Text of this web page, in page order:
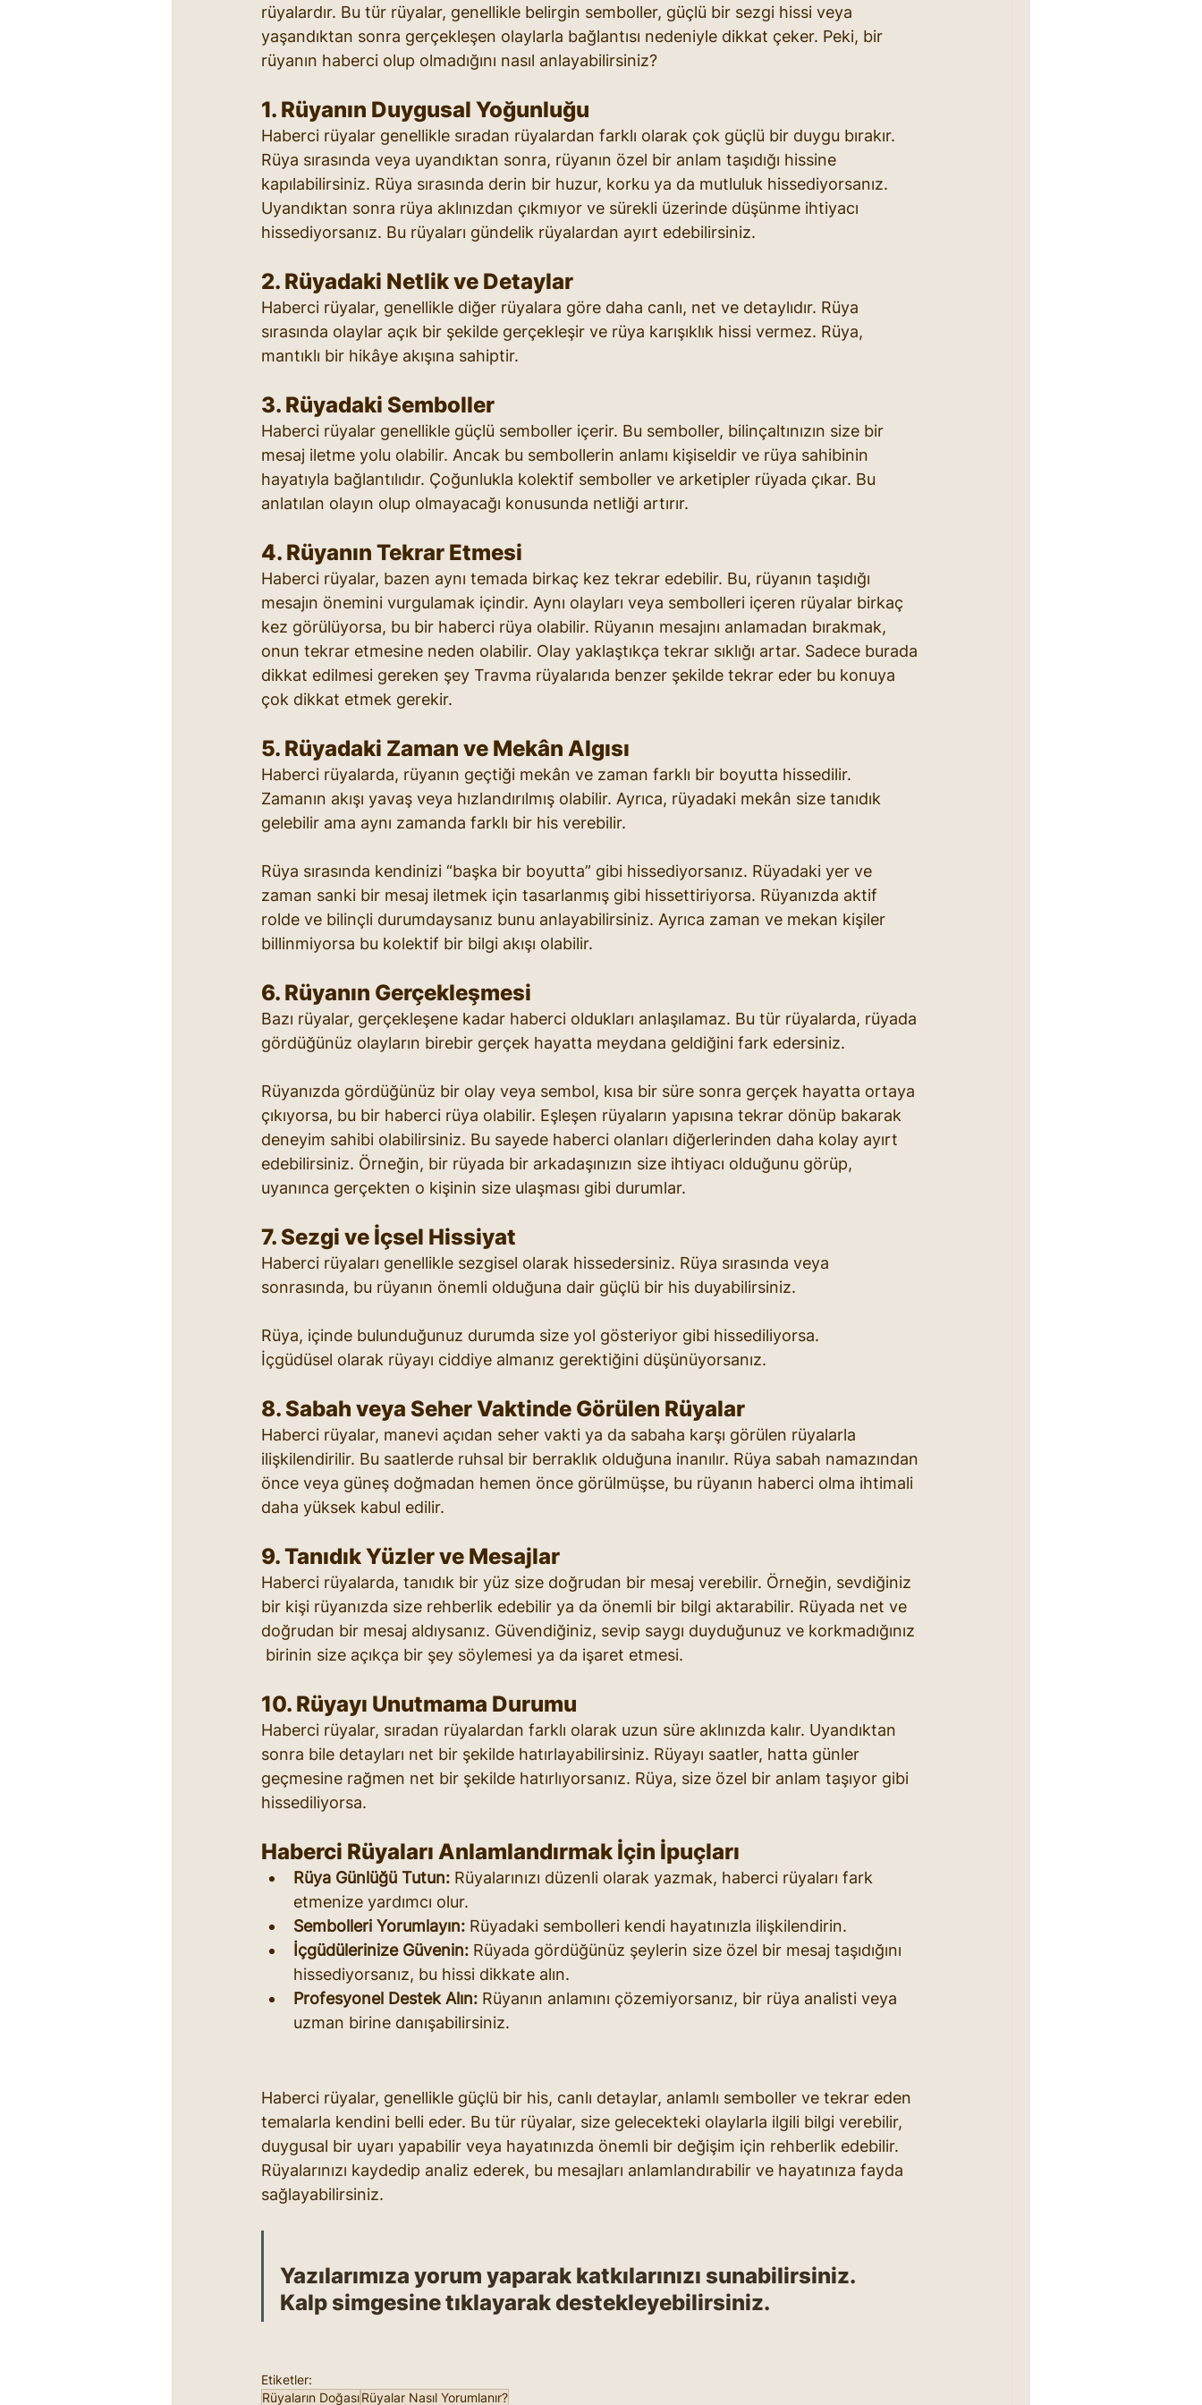
rüyalardır. Bu tür rüyalar, genellikle belirgin semboller, güçlü bir sezgi hissi veya
yaşandıktan sonra gerçekleşen olaylarla bağlantısı nedeniyle dikkat çeker. Peki, bir
rüyanın haberci olup olmadığını nasıl anlayabilirsiniz?
1. Rüyanın Duygusal Yoğunluğu
Haberci rüyalar genellikle sıradan rüyalardan farklı olarak çok güçlü bir duygu bırakır.
Rüya sırasında veya uyandıktan sonra, rüyanın özel bir anlam taşıdığı hissine
kapılabilirsiniz. Rüya sırasında derin bir huzur, korku ya da mutluluk hissediyorsanız.
Uyandıktan sonra rüya aklınızdan çıkmıyor ve sürekli üzerinde düşünme ihtiyacı
hissediyorsanız. Bu rüyaları gündelik rüyalardan ayırt edebilirsiniz.
2. Rüyadaki Netlik ve Detaylar
Haberci rüyalar, genellikle diğer rüyalara göre daha canlı, net ve detaylıdır. Rüya
sırasında olaylar açık bir şekilde gerçekleşir ve rüya karışıklık hissi vermez. Rüya,
mantıklı bir hikâye akışına sahiptir.
3. Rüyadaki Semboller
Haberci rüyalar genellikle güçlü semboller içerir. Bu semboller, bilinçaltınızın size bir
mesaj iletme yolu olabilir. Ancak bu sembollerin anlamı kişiseldir ve rüya sahibinin
hayatıyla bağlantılıdır. Çoğunlukla kolektif semboller ve arketipler rüyada çıkar. Bu
anlatılan olayın olup olmayacağı konusunda netliği artırır.
4. Rüyanın Tekrar Etmesi
Haberci rüyalar, bazen aynı temada birkaç kez tekrar edebilir. Bu, rüyanın taşıdığı
mesajın önemini vurgulamak içindir. Aynı olayları veya sembolleri içeren rüyalar birkaç
kez görülüyorsa, bu bir haberci rüya olabilir. Rüyanın mesajını anlamadan bırakmak,
onun tekrar etmesine neden olabilir. Olay yaklaştıkça tekrar sıklığı artar. Sadece burada
dikkat edilmesi gereken şey Travma rüyalarıda benzer şekilde tekrar eder bu konuya
çok dikkat etmek gerekir.
5. Rüyadaki Zaman ve Mekân Algısı
Haberci rüyalarda, rüyanın geçtiği mekân ve zaman farklı bir boyutta hissedilir.
Zamanın akışı yavaş veya hızlandırılmış olabilir. Ayrıca, rüyadaki mekân size tanıdık
gelebilir ama aynı zamanda farklı bir his verebilir.
Rüya sırasında kendinizi “başka bir boyutta” gibi hissediyorsanız. Rüyadaki yer ve
zaman sanki bir mesaj iletmek için tasarlanmış gibi hissettiriyorsa. Rüyanızda aktif
rolde ve bilinçli durumdaysanız bunu anlayabilirsiniz. Ayrıca zaman ve mekan kişiler
billinmiyorsa bu kolektif bir bilgi akışı olabilir.
6. Rüyanın Gerçekleşmesi
Bazı rüyalar, gerçekleşene kadar haberci oldukları anlaşılamaz. Bu tür rüyalarda, rüyada
gördüğünüz olayların birebir gerçek hayatta meydana geldiğini fark edersiniz.
Rüyanızda gördüğünüz bir olay veya sembol, kısa bir süre sonra gerçek hayatta ortaya
çıkıyorsa, bu bir haberci rüya olabilir. Eşleşen rüyaların yapısına tekrar dönüp bakarak
deneyim sahibi olabilirsiniz. Bu sayede haberci olanları diğerlerinden daha kolay ayırt
edebilirsiniz. Örneğin, bir rüyada bir arkadaşınızın size ihtiyacı olduğunu görüp,
uyanınca gerçekten o kişinin size ulaşması gibi durumlar.
7. Sezgi ve İçsel Hissiyat
Haberci rüyaları genellikle sezgisel olarak hissedersiniz. Rüya sırasında veya
sonrasında, bu rüyanın önemli olduğuna dair güçlü bir his duyabilirsiniz.
Rüya, içinde bulunduğunuz durumda size yol gösteriyor gibi hissediliyorsa.
İçgüdüsel olarak rüyayı ciddiye almanız gerektiğini düşünüyorsanız.
8. Sabah veya Seher Vaktinde Görülen Rüyalar
Haberci rüyalar, manevi açıdan seher vakti ya da sabaha karşı görülen rüyalarla
ilişkilendirilir. Bu saatlerde ruhsal bir berraklık olduğuna inanılır. Rüya sabah namazından
önce veya güneş doğmadan hemen önce görülmüşse, bu rüyanın haberci olma ihtimali
daha yüksek kabul edilir.
9. Tanıdık Yüzler ve Mesajlar
Haberci rüyalarda, tanıdık bir yüz size doğrudan bir mesaj verebilir. Örneğin, sevdiğiniz
bir kişi rüyanızda size rehberlik edebilir ya da önemli bir bilgi aktarabilir. Rüyada net ve
doğrudan bir mesaj aldıysanız. Güvendiğiniz, sevip saygı duyduğunuz ve korkmadığınız
birinin size açıkça bir şey söylemesi ya da işaret etmesi.
10. Rüyayı Unutmama Durumu
Haberci rüyalar, sıradan rüyalardan farklı olarak uzun süre aklınızda kalır. Uyandıktan
sonra bile detayları net bir şekilde hatırlayabilirsiniz. Rüyayı saatler, hatta günler
geçmesine rağmen net bir şekilde hatırlıyorsanız. Rüya, size özel bir anlam taşıyor gibi
hissediliyorsa.
Haberci Rüyaları Anlamlandırmak İçin İpuçları
Rüya Günlüğü Tutun: Rüyalarınızı düzenli olarak yazmak, haberci rüyaları fark
etmenize yardımcı olur.
Sembolleri Yorumlayın: Rüyadaki sembolleri kendi hayatınızla ilişkilendirin.
İçgüdülerinize Güvenin: Rüyada gördüğünüz şeylerin size özel bir mesaj taşıdığını
hissediyorsanız, bu hissi dikkate alın.
Profesyonel Destek Alın: Rüyanın anlamını çözemiyorsanız, bir rüya analisti veya
uzman birine danışabilirsiniz.
Haberci rüyalar, genellikle güçlü bir his, canlı detaylar, anlamlı semboller ve tekrar eden
temalarla kendini belli eder. Bu tür rüyalar, size gelecekteki olaylarla ilgili bilgi verebilir,
duygusal bir uyarı yapabilir veya hayatınızda önemli bir değişim için rehberlik edebilir.
Rüyalarınızı kaydedip analiz ederek, bu mesajları anlamlandırabilir ve hayatınıza fayda
sağlayabilirsiniz.
Yazılarımıza yorum yaparak katkılarınızı sunabilirsiniz.
Kalp simgesine tıklayarak destekleyebilirsiniz.
Etiketler:
Rüyaların DoğasıRüyalar Nasıl Yorumlanır?